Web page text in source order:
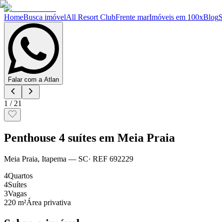
HomeBusca imóvelAll Resort ClubFrente marImóveis em 100xBlog
Falar com a Atlan
1 / 21
Penthouse 4 suítes em Meia Praia
Meia Praia, Itapema — SC· REF 692229
4Quartos
4Suítes
3Vagas
220 m²Área privativa